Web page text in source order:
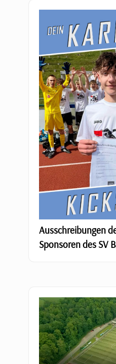
Ausschreibungen
Sponsoren des SV